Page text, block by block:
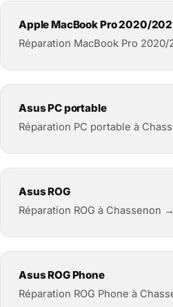
Apple MacBook Pro 2020/
Réparation MacBook Pro
Asus PC portable
Réparation PC portable à
Asus ROG
Réparation ROG à Chassenon →
Asus ROG Phone
Réparation ROG Phone à